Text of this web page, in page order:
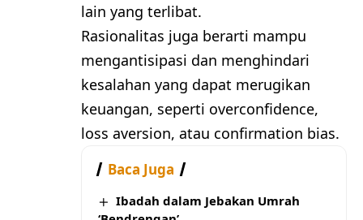
lain yang terlibat.
Rasionalitas juga berarti mampu
mengantisipasi dan menghindari
kesalahan yang dapat merugikan
keuangan, seperti overconfidence,
loss aversion, atau confirmation bias.
Baca Juga
Ibadah dalam Jebakan Umrah